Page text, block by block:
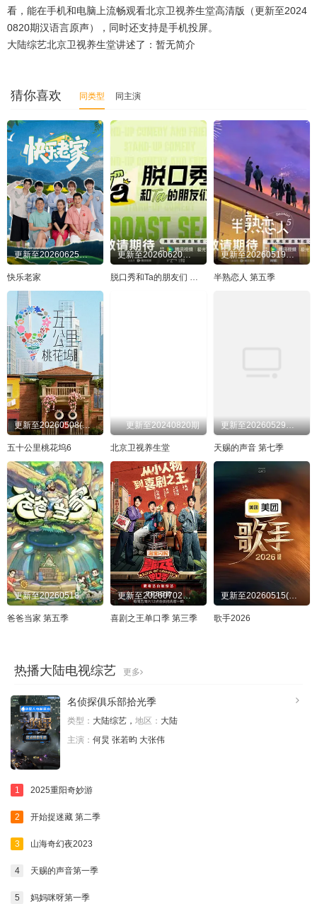
20240805 20240806 20240807 20240808
20240809 20240810 20240811
20240817 20240818
20240821 20240822
20240825 20240826 20240827 20240828
20240829 20240830 20240831 20240901
20240903 20240904 20240905 20240906
20240907 20240908 20240909 20240910
20240911 20240912 20240913 20240915
20240916 20240917
20240920
20241026
20241108 20241109
20241115 20241116
20241122 20241123 20241201 20241208
20241214 20241220 20241226 20250104
20250110 20250117 20250120 20250202
20250207 20250220 20250222 20250228
20250315 20250330 20250331 20250405
20250411 20250419 20250425
20250509 20250510 20250516
20250614 20250620
20250628 20250629
20250711 20250712 20250718
20250725
20250826
20251206
20251211 20251212
20251215 20251216
20251219
看，能在手机和电脑上流畅观看北京卫视养生堂高清版（更新至2024
0820期汉语言原声），同时还支持是手机投屏。
大陆综艺北京卫视养生堂讲述了：暂无简介
猜你喜欢 同类型 同主演
更新至20260625先导片
快乐老家
更新至20260620回顾特辑：当脱友们唠起打工
脱口秀和Ta的朋友们 第三季
更新至20260519往季回顾
半熟恋人 第五季
更新至20260508(往季回顾)
五十公里桃花坞6
更新至20240820期
北京卫视养生堂
更新至20260529发布会
天赐的声音 第七季
更新至20260518第1期（下）
爸爸当家 第五季
更新至20260702先导片
喜剧之王单口季 第三季
更新至20260515(特别企划)
歌手2026
热播大陆电视综艺 更多
名侦探俱乐部拾光季
类型： 大陆综艺， 地区： 大陆
主演： 何炅 张若昀 大张伟
1 2025重阳奇妙游
2 开始捉迷藏 第二季
3 山海奇幻夜2023
4 天赐的声音第一季
5 妈妈咪呀第一季